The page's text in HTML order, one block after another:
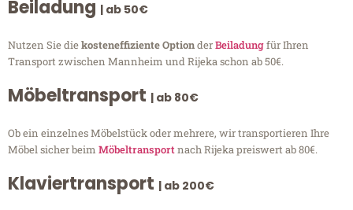
Beiladung | ab 50€
Nutzen Sie diekosteneffiziente OptionderBeiladungfür Ihren
Transport zwischen Mannheim und Rijeka schon ab 50€.
Möbeltransport | ab 80€
Ob ein einzelnes Möbelstück oder mehrere, wir transportieren Ihre
Möbel sicher beim Möbeltransportnach Rijeka preiswert ab 80€.
Klaviertransport | ab 200€